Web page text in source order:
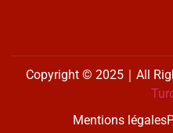
Copyright © 2025｜All
Mentions légales